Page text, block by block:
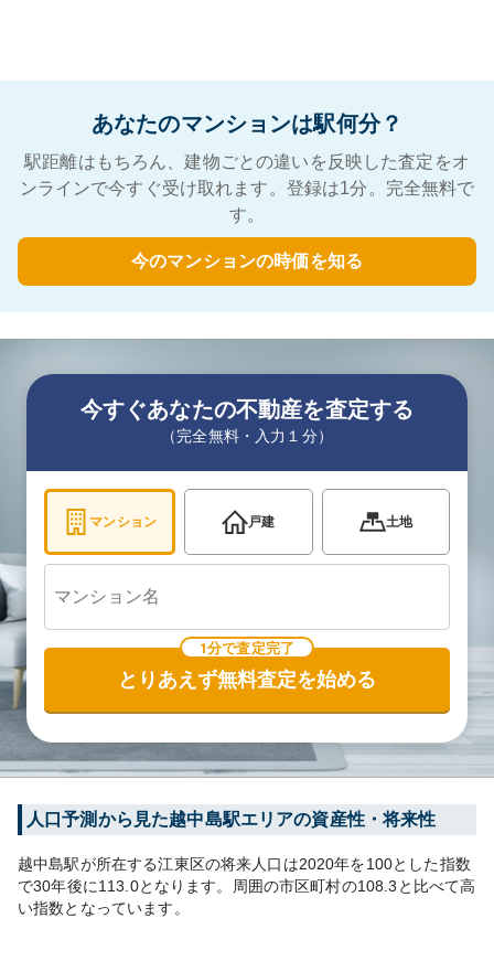
あなたのマンションは駅何分？
駅距離はもちろん、建物ごとの違いを反映した査定をオ
ンラインで今すぐ受け取れます。登録は1分。完全無料で
す。
今のマンションの時価を知る
今すぐあなたの不動産を査定する
（完全無料・入力１分）
マンション 戸建 土地
1分で査定完了
とりあえず無料査定を始める
人口予測から見た越中島駅エリアの資産性・将来性
越中島駅が所在する江東区の将来人口は2020年を100とした指数
で30年後に113.0となります。 周囲の市区町村の108.3 と比べて高
い指数となっています。